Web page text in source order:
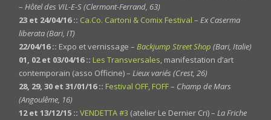
–Hôtel des VIL-E-S (Clermont-Ferrand, 63)
23 et 24/04/16 :: Ca.Co. Cartoni & Comix Festival –Ex Caserma
liberata (Bari, IT)
22/04/16 :: Expo et vernissage –Backjump Street Shop (Bari, Italie)
01, 02 et 03/04/16 :: Les Transversales, manifestation d’art
contemporain (asso Officine) –Lieux variés (Crest, 26)
28, 29, 30 et 31/01/16 :: Festival OFF, FOFF– Champ de Mars
(Angoulême, 16)
12 et 13/12/15 :: VENDETTA #3 (atelier Le Dernier Cri) –La Friche